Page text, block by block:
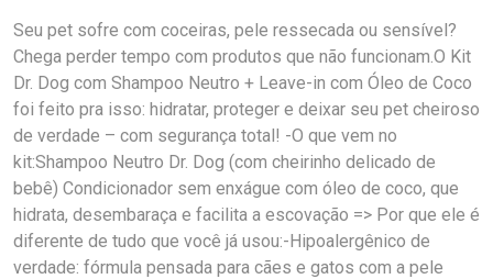
Seu pet sofre com coceiras, pele ressecada ou sensível?
Chega perder tempo com produtos que não funcionam.O Kit
Dr. Dog com Shampoo Neutro + Leave-in com Óleo de Coco
foi feito pra isso: hidratar, proteger e deixar seu pet cheiroso
de verdade – com segurança total! -O que vem no
kit:Shampoo Neutro Dr. Dog (com cheirinho delicado de
bebê) Condicionador sem enxágue com óleo de coco, que
hidrata, desembaraça e facilita a escovação => Por que ele é
diferente de tudo que você já usou:-Hipoalergênico de
verdade: fórmula pensada para cães e gatos com a pele